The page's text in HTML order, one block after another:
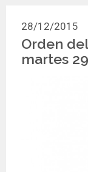
28/12/2015
Orden
martes